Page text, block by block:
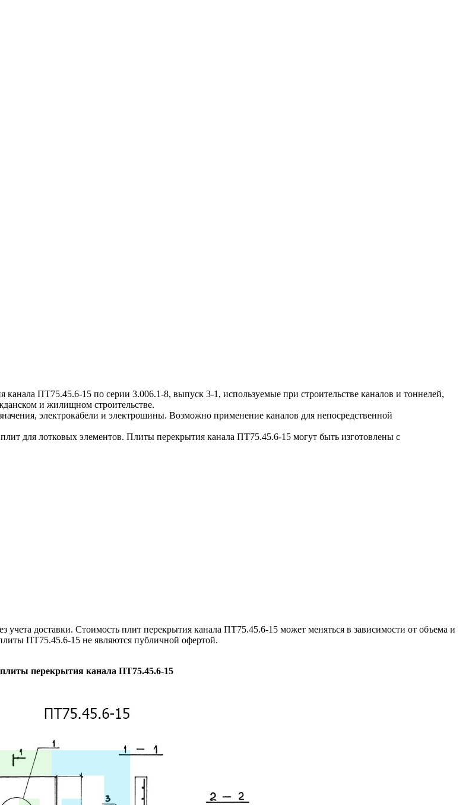
ПТ75.45.6-15 по серии 3.006.1-8, выпуск 3-1, используемые при строительстве каналов и тоннелей,
и жилищном строительстве.
электрокабели и электрошины. Возможно применение каналов для непосредственной
для лотковых элементов. Плиты перекрытия канала ПТ75.45.6-15 могут быть изготовлены с
доставки. Стоимость плит перекрытия канала ПТ75.45.6-15 может меняться в зависимости от объема и
ПТ75.45.6-15 не являются публичной офертой.
перекрытия канала ПТ75.45.6-15